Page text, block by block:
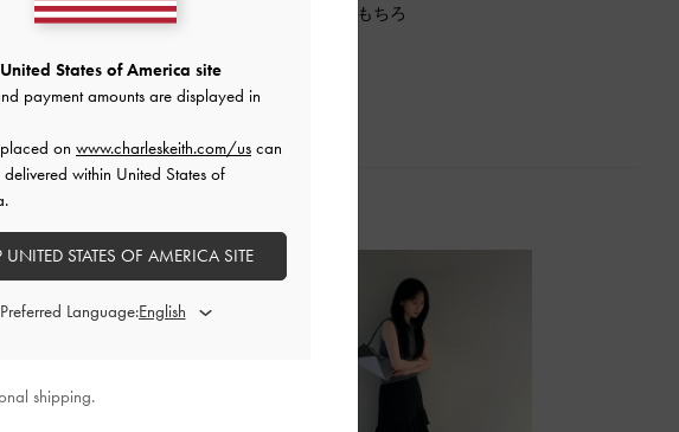
ントがポイント。毎日のお出かけスタイルにはもちろ
にアップロード
States of America site
payment amounts are displayed in
on www.charleskeith.com/us can
within United States of
UNITED STATES OF AMERICA SITE
Preferred Language:
shipping.